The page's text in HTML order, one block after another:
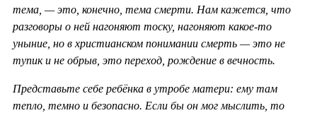
тема, — это, конечно, тема смерти. Нам кажется, что
разговоры о ней нагоняют тоску, нагоняют какое-то
уныние, но в христианском понимании смерть — это не
тупик и не обрыв, это переход, рождение в вечность.
Представьте себе ребёнка в утробе матери: ему там
тепло, темно и безопасно. Если бы он мог мыслить, то